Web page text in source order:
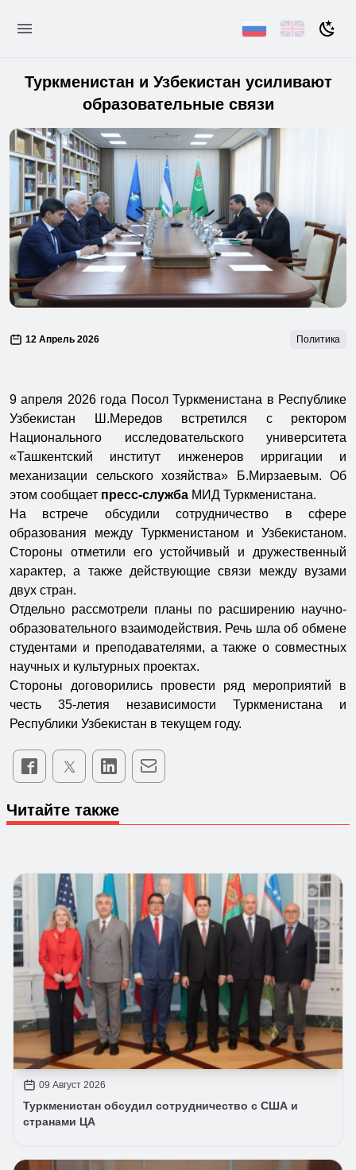
Туркменистан и Узбекистан усиливают
образовательные связи
12 Апрель 2026 Политика
9 апреля 2026 года Посол Туркменистана в Республике
Узбекистан Ш.Мередов встретился с ректором
Национального исследовательского университета
«Ташкентский институт инженеров ирригации и
механизации сельского хозяйства» Б.Мирзаевым. Об
этом сообщает пресс-служба МИД Туркменистана.
На встрече обсудили сотрудничество в сфере
образования между Туркменистаном и Узбекистаном.
Стороны отметили его устойчивый и дружественный
характер, а также действующие связи между вузами
двух стран.
Отдельно рассмотрели планы по расширению научно-
образовательного взаимодействия. Речь шла об обмене
студентами и преподавателями, а также о совместных
научных и культурных проектах.
Стороны договорились провести ряд мероприятий в
честь 35-летия независимости Туркменистана и
Республики Узбекистан в текущем году.
Читайте также
09 Август 2026
Туркменистан обсудил сотрудничество с США и
странами ЦА